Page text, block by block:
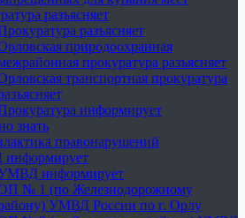
разъясняет
разъясняет
природоохранная
прокуратура разъясняет
транспортная прокуратура
информирует
знать
правонарушений
информирует
№ 1 (по Железнодорожному
УМВД России по г. Орлу